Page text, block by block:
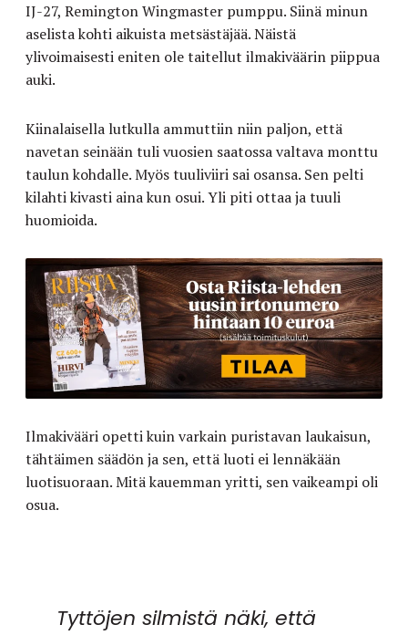
IJ-27, Remington Wingmaster pumppu. Siinä minun
aselista kohti aikuista metsästäjää. Näistä
ylivoimaisesti eniten ole taitellut ilmakiväärin piippua
auki.
Kiinalaisella lutkulla ammuttiin niin paljon, että
navetan seinään tuli vuosien saatossa valtava monttu
taulun kohdalle. Myös tuuliviiri sai osansa. Sen pelti
kilahti kivasti aina kun osui. Yli piti ottaa ja tuuli
huomioida.
Ilmakivääri opetti kuin varkain puristavan laukaisun,
tähtäimen säädön ja sen, että luoti ei lennäkään
luotisuoraan. Mitä kauemman yritti, sen vaikeampi oli
osua.
Tyttöjen silmistä näki, että